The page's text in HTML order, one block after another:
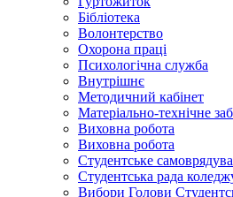
Бібліотека
Волонтерство
Охорона праці
Психологічна служба
Внутрішнє
Методичний кабінет
Матеріально-технічне
Виховна робота
Виховна робота
Студентське
Студентська рада
Вибори Голови